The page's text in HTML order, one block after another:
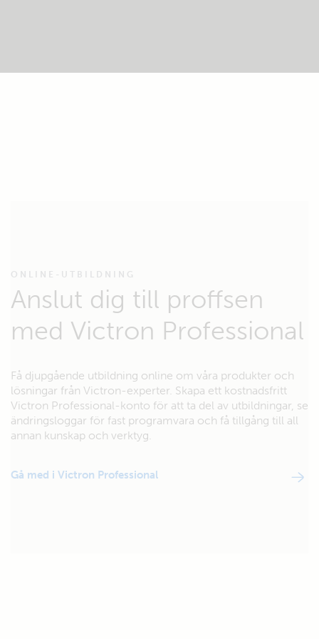
ONLINE-UTBILDNING
Anslut dig till proffsen
med Victron Professional
Få djupgående utbildning online om våra produkter och
lösningar från Victron-experter. Skapa ett kostnadsfritt
Victron Professional-konto för att ta del av utbildningar, se
ändringsloggar för fast programvara och få tillgång till all
annan kunskap och verktyg.
Gå med i Victron Professional